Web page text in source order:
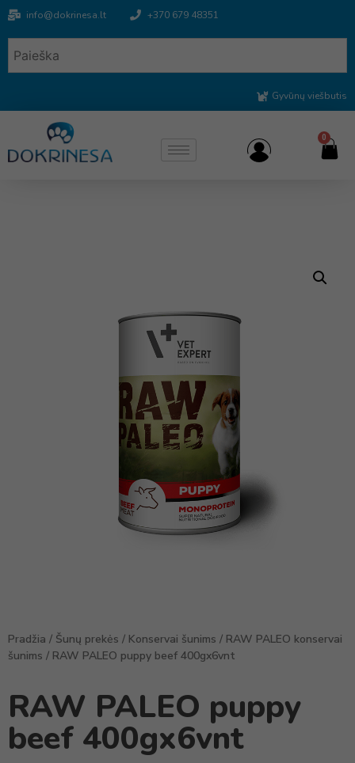
info@dokrinesa.lt +370 679 48351
Gyvūnų viešbutis
0
Pradžia / Šunų prekės / Konservai šunims / RAW PALEO konservai
šunims / RAW PALEO puppy beef 400gx6vnt
RAW PALEO puppy
beef 400gx6vnt